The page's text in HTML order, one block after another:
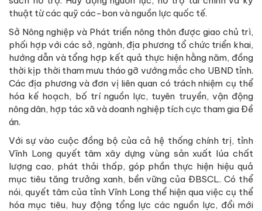
thuật từ các quỹ các-bon và nguồn lực quốc tế.
Sở Nông nghiệp và Phát triển nông thôn được giao chủ trì,
phối hợp với các sở, ngành, địa phương tổ chức triển khai,
hướng dẫn và tổng hợp kết quả thực hiện hằng năm, đồng
thời kịp thời tham mưu tháo gỡ vướng mắc cho UBND tỉnh.
Các địa phương và đơn vị liên quan có trách nhiệm cụ thể
hóa kế hoạch, bố trí nguồn lực, tuyên truyền, vận động
nông dân, hợp tác xã và doanh nghiệp tích cực tham gia Đề
án.
Với sự vào cuộc đồng bộ của cả hệ thống chính trị, tỉnh
Vĩnh Long quyết tâm xây dựng vùng sản xuất lúa chất
lượng cao, phát thải thấp, góp phần thực hiện hiệu quả
mục tiêu tăng trưởng xanh, bền vững của ĐBSCL. Có thể
nói, quyết tâm của tỉnh Vĩnh Long thể hiện qua việc cụ thể
hóa mục tiêu, huy động tổng lực các nguồn lực, đổi mới